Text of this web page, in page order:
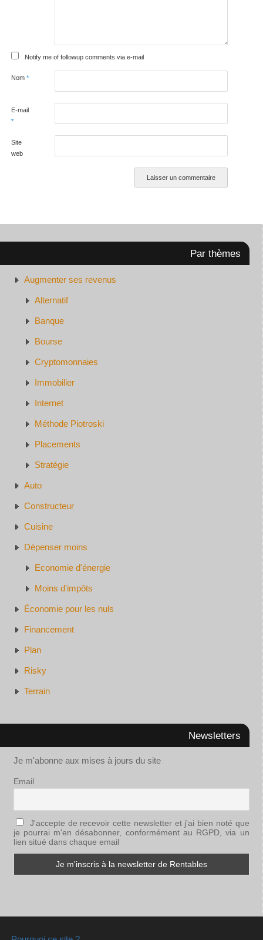
Notify me of followup comments via e-mail
Nom *
E-mail
*
Site
web
Par thèmes
Augmenter ses revenus
Alternatif
Banque
Bourse
Cryptomonnaies
Immobilier
Internet
Méthode Piotroski
Placements
Stratégie
Auto
Constructeur
Cuisine
Dépenser moins
Economie d'énergie
Moins d'impôts
Économie pour les nuls
Financement
Plan
Risky
Terrain
Newsletters
Je m'abonne aux mises à jours du site
Email
J'accepte de recevoir cette newsletter et j'ai bien noté que
je pourrai m'en désabonner, conformément au RGPD, via un
lien situé dans chaque email